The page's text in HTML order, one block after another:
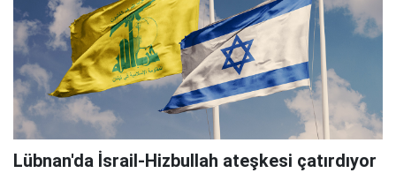
Lübnan'da İsrail-Hizbullah ateşkesi çatırdıyor